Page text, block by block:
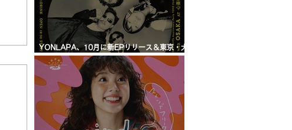
YONLAPA、10月に新EPリリース＆東京・大
阪公演が決定！